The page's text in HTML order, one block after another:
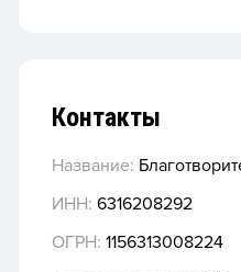
Контакты
Название:
ИНН: 6316208292
ОГРН: 1156313008224